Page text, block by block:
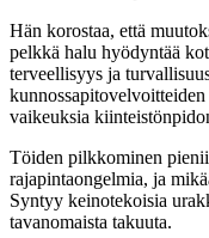
Hän korostaa, että
pelkkä halu hyödyntää
terveellisyys ja
vaikeuksia
Töiden pilkkominen
rajapintaongelmia, ja
Syntyy keinotekoisia
tavanomaista takuuta.